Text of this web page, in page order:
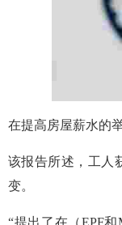
在提高房屋薪水的
该报告所述，工人
变。
“提出了在（EPF